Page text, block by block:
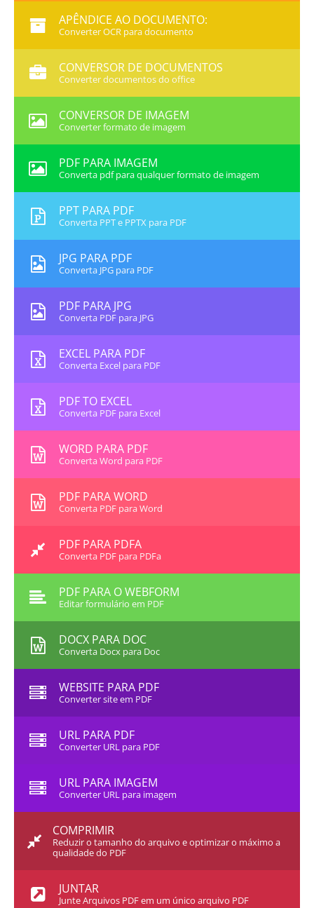
APÊNDICE AO DOCUMENTO:
Converter OCR para documento
CONVERSOR DE DOCUMENTOS
Converter documentos do office
CONVERSOR DE IMAGEM
Converter formato de imagem
PDF PARA IMAGEM
Converta pdf para qualquer formato de imagem
PPT PARA PDF
Converta PPT e PPTX para PDF
JPG PARA PDF
Converta JPG para PDF
PDF PARA JPG
Converta PDF para JPG
EXCEL PARA PDF
Converta Excel para PDF
PDF TO EXCEL
Converta PDF para Excel
WORD PARA PDF
Converta Word para PDF
PDF PARA WORD
Converta PDF para Word
PDF PARA PDFA
Converta PDF para PDFa
PDF PARA O WEBFORM
Editar formulário em PDF
DOCX PARA DOC
Converta Docx para Doc
WEBSITE PARA PDF
Converter site em PDF
URL PARA PDF
Converter URL para PDF
URL PARA IMAGEM
Converter URL para imagem
COMPRIMIR
Reduzir o tamanho do arquivo e optimizar o máximo a
qualidade do PDF
JUNTAR
Junte Arquivos PDF em um único arquivo PDF